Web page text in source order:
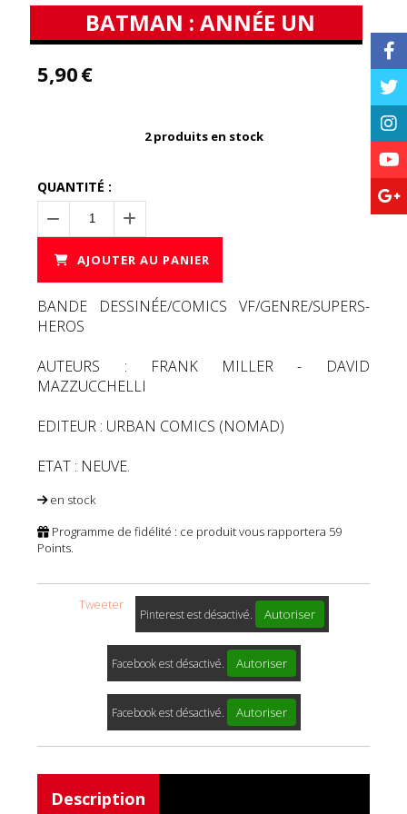
BATMAN : ANNÉE UN
5,90€
2produits en stock
QUANTITÉ :
AJOUTER AU PANIER
BANDE DESSINÉE/COMICS VF/GENRE/SUPERS-
HEROS
AUTEURS : FRANK MILLER - DAVID
MAZZUCCHELLI
EDITEUR : URBAN COMICS (NOMAD)
ETAT : NEUVE.
en stock
Programme de fidélité : ce produit vous rapportera 59
Points.
Tweeter
Pinterest est désactivé. Autoriser
Facebook est désactivé. Autoriser
Facebook est désactivé. Autoriser
Description